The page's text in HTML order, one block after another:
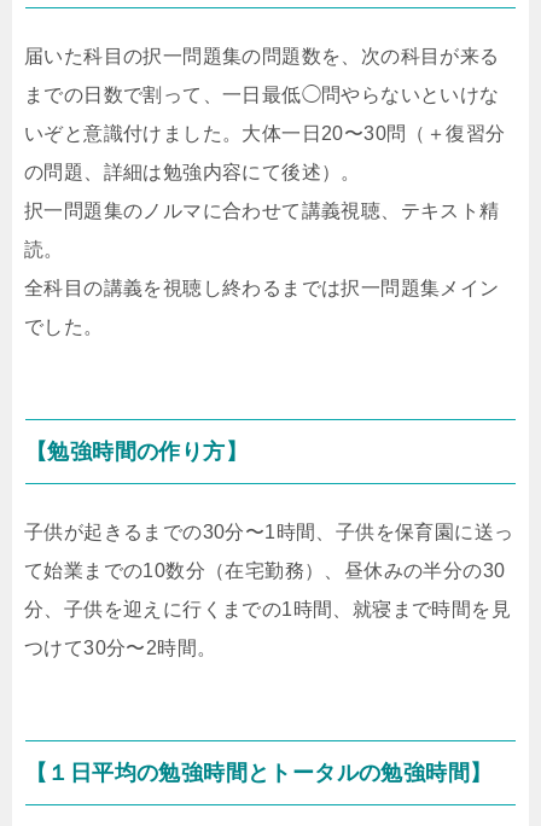
届いた科目の択一問題集の問題数を、次の科目が来る
までの日数で割って、一日最低◯問やらないといけな
いぞと意識付けました。大体一日20〜30問（＋復習分
の問題、詳細は勉強内容にて後述）。
択一問題集のノルマに合わせて講義視聴、テキスト精
読。
全科目の講義を視聴し終わるまでは択一問題集メイン
でした。
【勉強時間の作り方】
子供が起きるまでの30分〜1時間、子供を保育園に送っ
て始業までの10数分（在宅勤務）、昼休みの半分の30
分、子供を迎えに行くまでの1時間、就寝まで時間を見
つけて30分〜2時間。
【１日平均の勉強時間とトータルの勉強時間】